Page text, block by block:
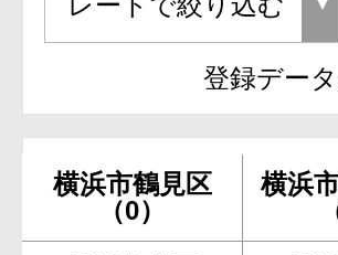
登録デー
横浜市鶴見区
（0）
横浜